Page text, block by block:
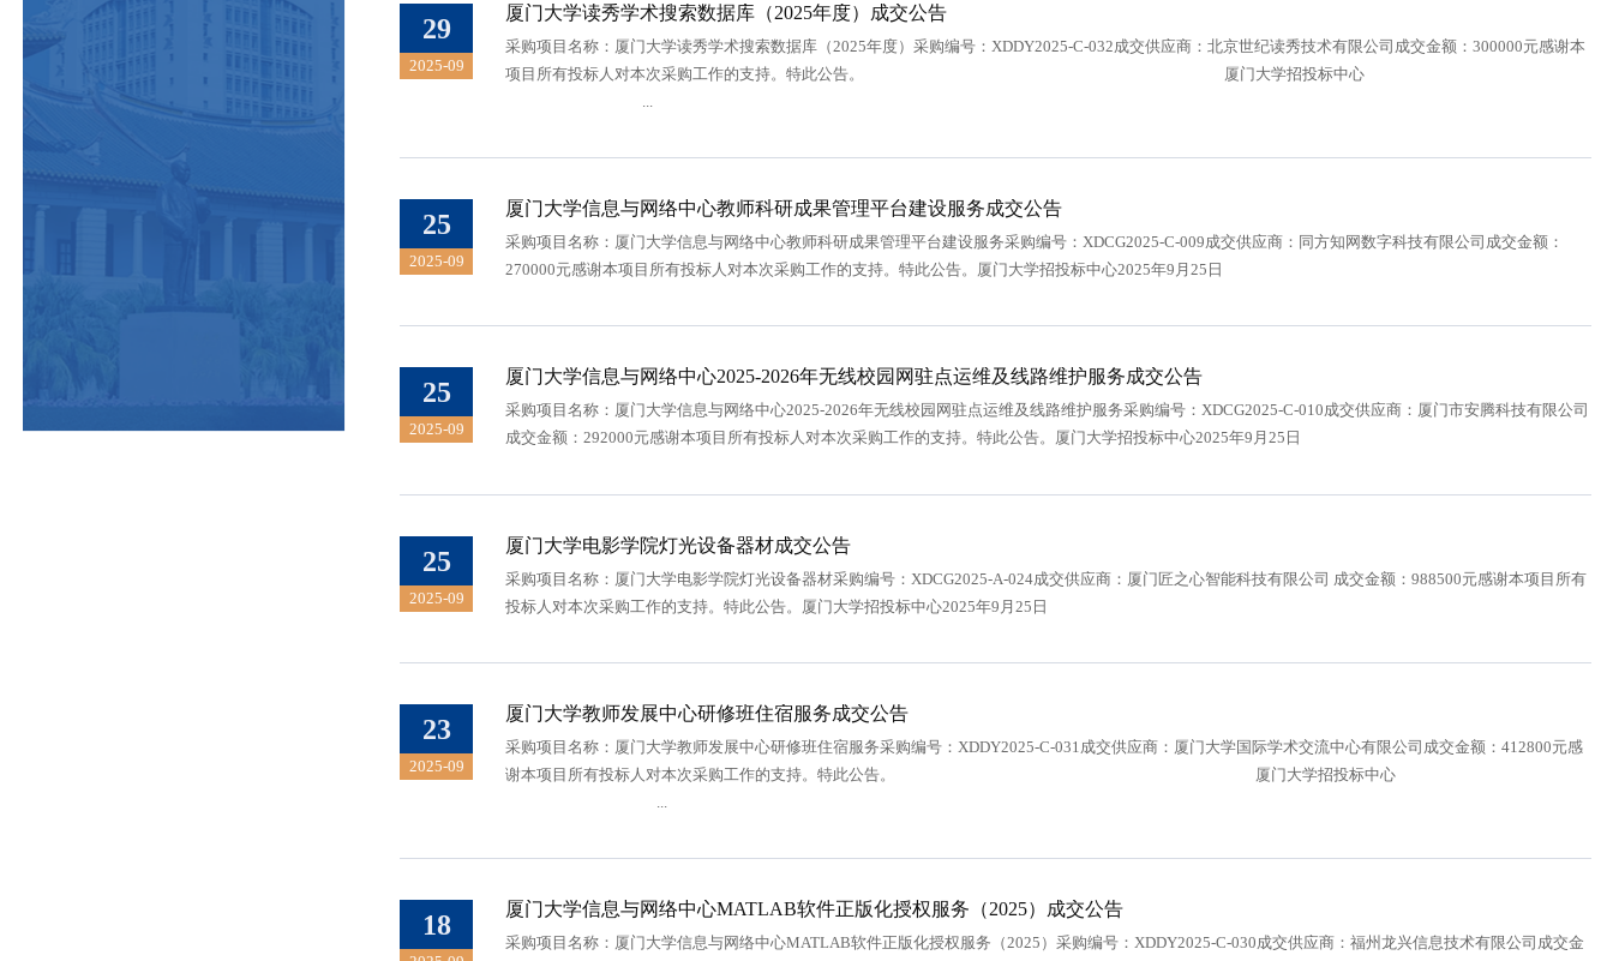
29
2025-09
厦门大学读秀学术搜索数据库（2025年度）成交公告
采购项目名称：厦门大学读秀学术搜索数据库（2025年度）采购编号：XDDY2025-C-032成交供应商：北京世纪读秀技术有限公司成交金额：300000元感谢本
项目所有投标人对本次采购工作的支持。特此公告。 厦门大学招投标中心
25
2025-09
厦门大学信息与网络中心教师科研成果管理平台建设服务成交公告
采购项目名称：厦门大学信息与网络中心教师科研成果管理平台建设服务采购编号：XDCG2025-C-009成交供应商：同方知网数字科技有限公司成交金额：
270000元感谢本项目所有投标人对本次采购工作的支持。特此公告。厦门大学招投标中心2025年9月25日
25
2025-09
厦门大学信息与网络中心2025-2026年无线校园网驻点运维及线路维护服务成交公告
采购项目名称：厦门大学信息与网络中心2025-2026年无线校园网驻点运维及线路维护服务采购编号：XDCG2025-C-010成交供应商：厦门市安腾科技有限公司
成交金额：292000元感谢本项目所有投标人对本次采购工作的支持。特此公告。厦门大学招投标中心2025年9月25日
25
2025-09
厦门大学电影学院灯光设备器材成交公告
采购项目名称：厦门大学电影学院灯光设备器材采购编号：XDCG2025-A-024成交供应商：厦门匠之心智能科技有限公司 成交金额：988500元感谢本项目所有
投标人对本次采购工作的支持。特此公告。厦门大学招投标中心2025年9月25日
23
2025-09
厦门大学教师发展中心研修班住宿服务成交公告
采购项目名称：厦门大学教师发展中心研修班住宿服务采购编号：XDDY2025-C-031成交供应商：厦门大学国际学术交流中心有限公司成交金额：412800元感
谢本项目所有投标人对本次采购工作的支持。特此公告。 厦门大学招投标中心
...
18 厦门大学信息与网络中心MATLAB软件正版化授权服务（2025）成交公告
采购项目名称：厦门大学信息与网络中心MATLAB软件正版化授权服务（2025）采购编号：XDDY2025-C-030成交供应商：福州龙兴信息技术有限公司成交金